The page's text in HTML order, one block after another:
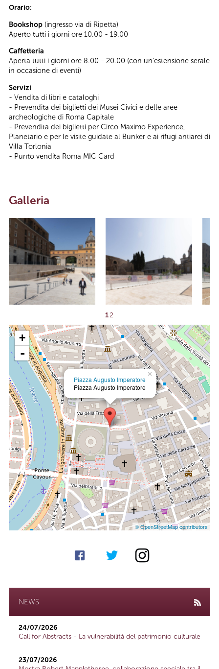
Orario:
Bookshop (ingresso via di Ripetta)
Aperto tutti i giorni ore 10.00 - 19.00
Caffetteria
Aperta tutti i giorni ore 8.00 - 20.00 (con un’estensione serale
in occasione di eventi)
Servizi
- Vendita di libri e cataloghi
- Prevendita dei biglietti dei Musei Civici e delle aree
archeologiche di Roma Capitale
- Prevendita dei biglietti per Circo Maximo Experience,
Planetario e per le visite guidate al Bunker e ai rifugi antiarei di
Villa Torlonia
- Punto vendita Roma MIC Card
Galleria
12
×
Piazza Augusto Imperatore
Piazza Augusto Imperatore
+
-
© OpenStreetMap contributors
NEWS
24/07/2026
Call for Abstracts - La vulnerabilità del patrimonio culturale
23/07/2026